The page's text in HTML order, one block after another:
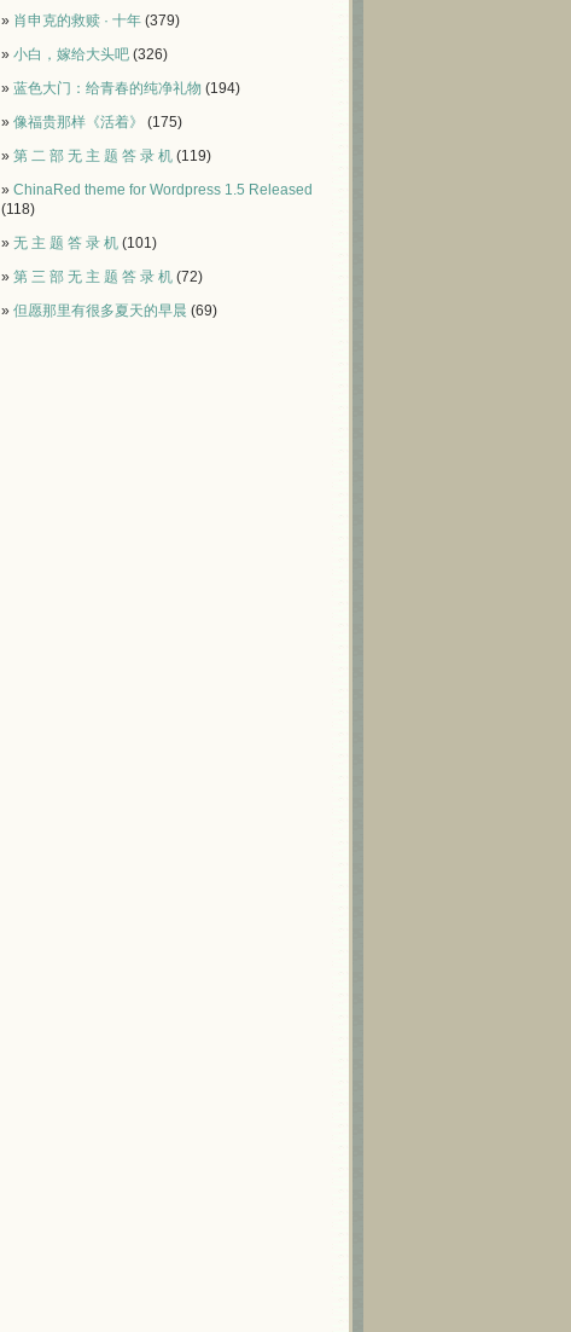
» 肖申克的救赎 · 十年 (379)
» 小白，嫁给大头吧 (326)
» 蓝色大门：给青春的纯净礼物 (194)
» 像福贵那样《活着》
(175)
» 第 二 部 无 主 题 答 录 机 (119)
» ChinaRed theme for Wordpress 1.5 Released
(118)
» 无 主 题 答 录 机 (101)
» 第 三 部 无 主 题 答 录 机 (72)
» 但愿那里有很多夏天的早晨 (69)